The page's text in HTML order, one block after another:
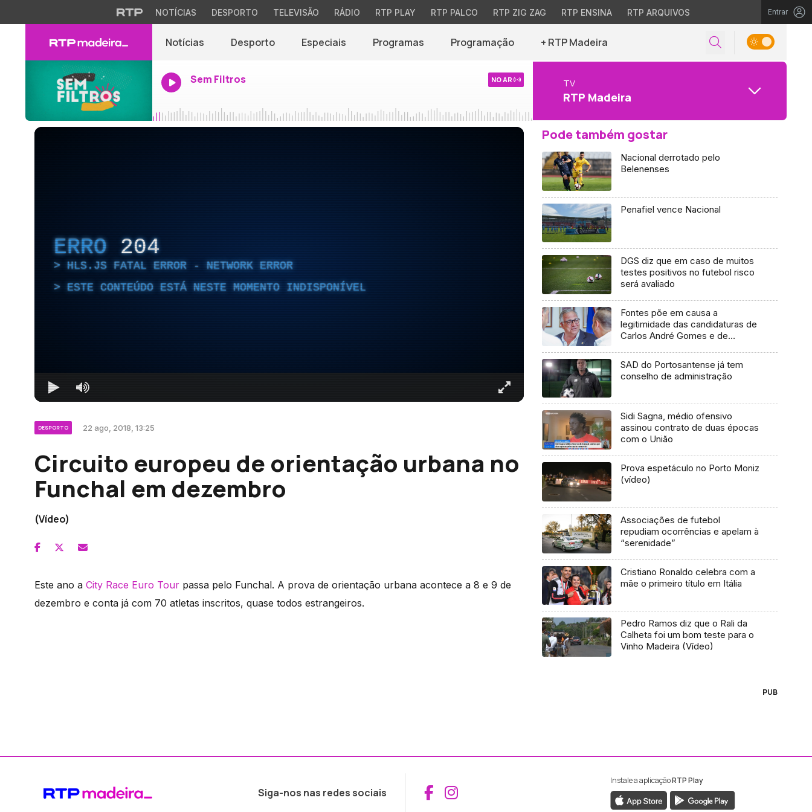
NOTÍCIAS DESPORTO TELEVISÃO RÁDIO RTP PLAY RTP PALCO RTP ZIG ZAG RTP ENSINA RTP ARQUIVOS Entrar
Notícias Desporto Especiais Programas Programação + RTP Madeira
Sem Filtros NO AR TV
RTP Madeira
ERRO 204
HLS.JS FATAL ERROR - NETWORK ERROR
ESTE CONTEÚDO ESTÁ NESTE MOMENTO INDISPONÍVEL
DESPORTO 22 ago, 2018, 13:25
Circuito europeu de orientação urbana no
Funchal em dezembro
(Vídeo)
Este ano a City Race Euro Tour passa pelo Funchal. A prova de orientação urbana acontece a 8 e 9 de
dezembro e conta já com 70 atletas inscritos, quase todos estrangeiros.
Pode também gostar
Nacional derrotado pelo
Belenenses
Penafiel vence Nacional
DGS diz que em caso de muitos
testes positivos no futebol risco
será avaliado
Fontes põe em causa a
legitimidade das candidaturas de
Carlos André Gomes e de
SAD do Portosantense já tem
conselho de administração
Sidi Sagna, médio ofensivo
assinou contrato de duas épocas
com o União
Prova espetáculo no Porto Moniz
(vídeo)
Associações de futebol
repudiam ocorrências e apelam à
“serenidade”
Cristiano Ronaldo celebra com a
mãe o primeiro título em Itália
Pedro Ramos diz que o Rali da
Calheta foi um bom teste para o
Vinho Madeira (Vídeo)
PUB
Siga-nos nas redes sociais Aceder ao Facebook da RTP Madeira
Aceder ao Instagram da RTP Madeira
Instale a aplicaçãoRTP Play